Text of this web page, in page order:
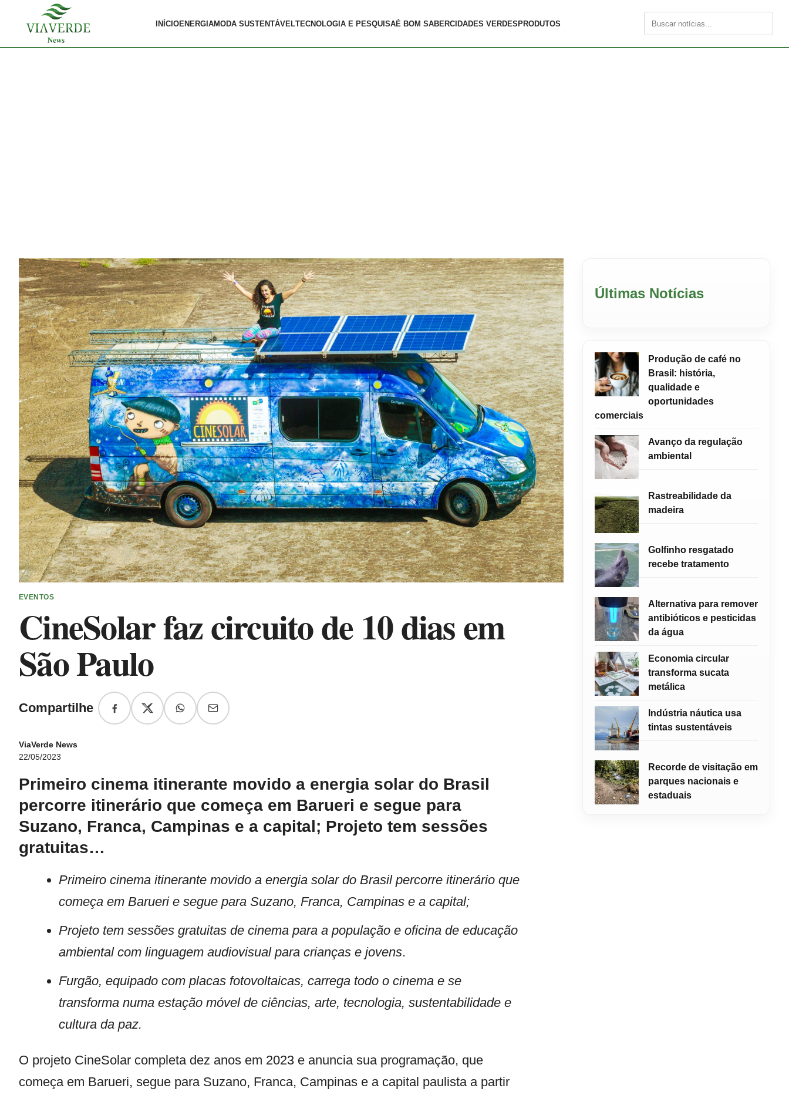
INÍCIOENERGIAMODA SUSTENTÁVELTECNOLOGIA E PESQUISAÉ BOM SABERCIDADES VERDES PRODUTOS
Buscar
EVENTOS
CineSolar faz circuito de 10 dias em
São Paulo
Compartilhe
ViaVerde News
22/05/2023
Primeiro cinema itinerante movido a energia solar do Brasil
percorre itinerário que começa em Barueri e segue para
Suzano, Franca, Campinas e a capital; Projeto tem sessões
gratuitas…
Primeiro cinema itinerante movido a energia solar do Brasil percorre itinerário que
começa em Barueri e segue para Suzano, Franca, Campinas e a capital;
Projeto tem sessões gratuitas de cinema para a população e oficina de educação
ambiental com linguagem audiovisual para crianças e jovens.
Furgão, equipado com placas fotovoltaicas, carrega todo o cinema e se
transforma numa estação móvel de ciências, arte, tecnologia, sustentabilidade e
cultura da paz.
O projeto CineSolar completa dez anos em 2023 e anuncia sua programação, que
começa em Barueri, segue para Suzano, Franca, Campinas e a capital paulista a partir
Últimas Notícias
Produção de café no
Brasil: história,
qualidade e
oportunidades
comerciais
Avanço da regulação
ambiental
Rastreabilidade da
madeira
Golfinho resgatado
recebe tratamento
Alternativa para remover
antibióticos e pesticidas
da água
Economia circular
transforma sucata
metálica
Indústria náutica usa
tintas sustentáveis
Recorde de visitação em
parques nacionais e
estaduais